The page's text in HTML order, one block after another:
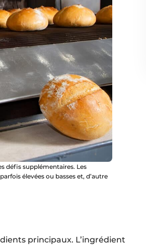
défis supplémentaires. Les
élevées ou basses et, d’autre
principaux. L’ingrédient